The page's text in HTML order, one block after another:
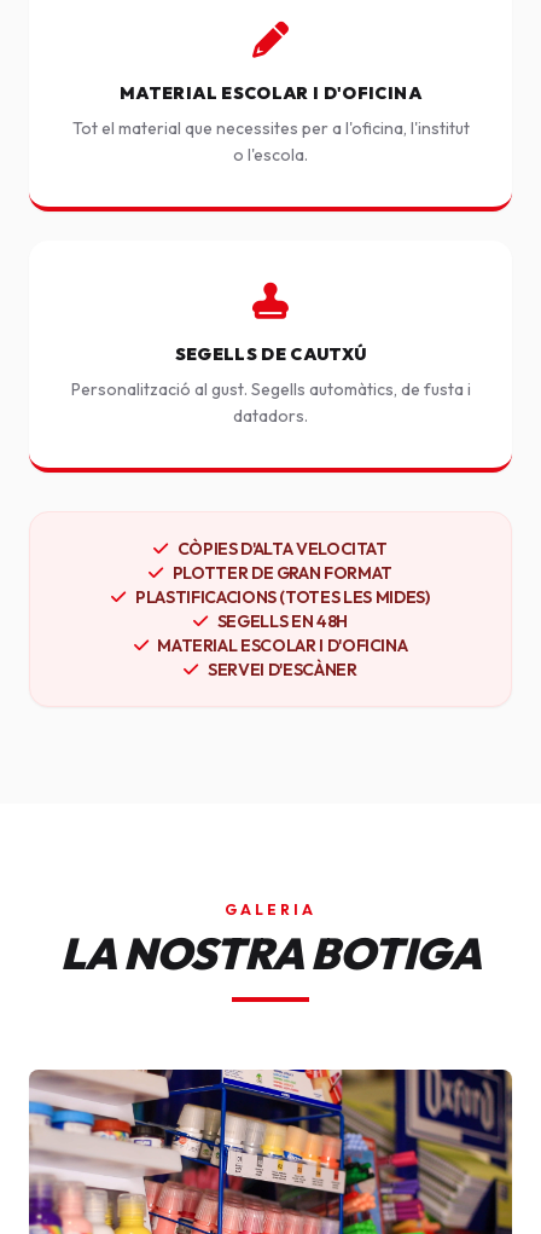
MATERIAL ESCOLAR I D'OFICINA
Tot el material que necessites per a l'oficina, l'institut
o l'escola.
SEGELLS DE CAUTXÚ
Personalització al gust. Segells automàtics, de fusta i
datadors.
CÒPIES D'ALTA VELOCITAT
PLOTTER DE GRAN FORMAT
PLASTIFICACIONS (TOTES LES MIDES)
SEGELLS EN 48H
MATERIAL ESCOLAR I D'OFICINA
SERVEI D'ESCÀNER
GALERIA
LA NOSTRA BOTIGA